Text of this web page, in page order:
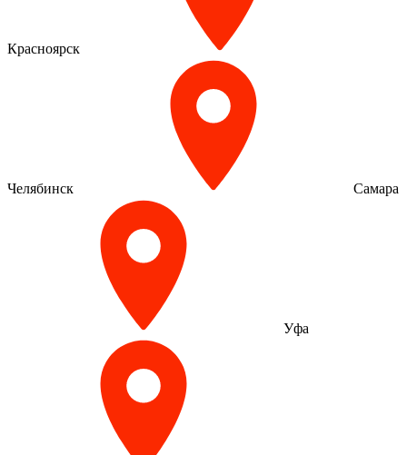
Красноярск
Челябинск Самара
Уфа